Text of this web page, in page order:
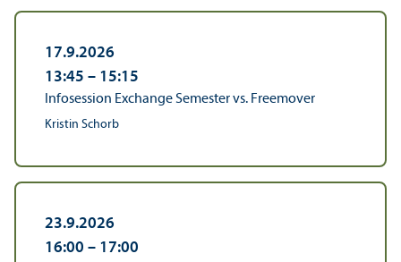
17.9.2026
13:45 – 15:15
Infosession Exchange Semester vs. Freemover
Kristin Schorb
23.9.2026
16:00 – 17:00